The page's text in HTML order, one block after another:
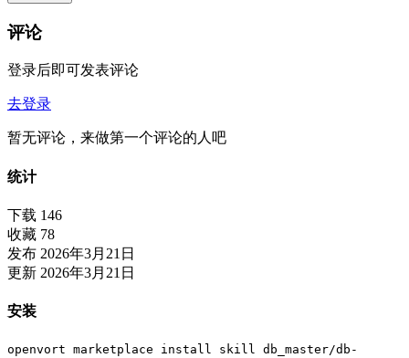
评论
登录后即可发表评论
去登录
暂无评论，来做第一个评论的人吧
统计
下载 146
收藏 78
发布 2026年3月21日
更新 2026年3月21日
安装
openvort marketplace install skill db_master/db-